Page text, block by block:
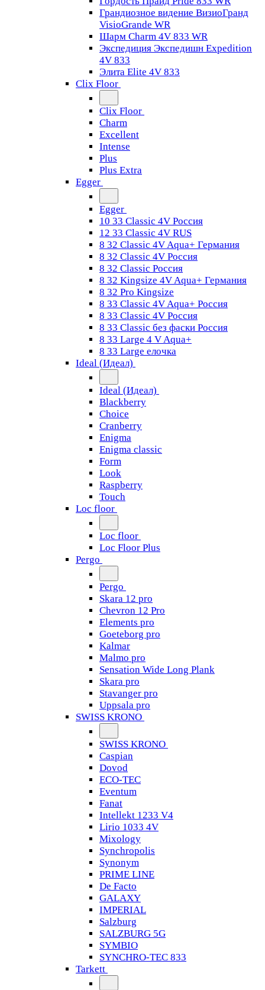
Грандиозное видение ВизиоГранд
VisioGrande WR
Шарм Charm 4V 833 WR
Экспедиция Экспедишн Expedition
4V 833
Элита Elite 4V 833
Clix Floor
Clix Floor
Charm
Excellent
Intense
Plus
Plus Extra
Egger
Egger
10 33 Classic 4V Россия
12 33 Classic 4V RUS
8 32 Classic 4V Aqua+ Германия
8 32 Classic 4V Россия
8 32 Classic Россия
8 32 Kingsize 4V Aqua+ Германия
8 32 Pro Kingsize
8 33 Classic 4V Aqua+ Россия
8 33 Classic 4V Россия
8 33 Classic без фаски Россия
8 33 Large 4 V Aqua+
8 33 Large елочка
Ideal (Идеал)
Ideal (Идеал)
Blackberry
Choice
Cranberry
Enigma
Enigma classic
Form
Look
Raspberry
Touch
Loc floor
Loc floor
Loc Floor Plus
Pergo
Pergo
Skara 12 pro
Chevron 12 Pro
Elements pro
Goeteborg pro
Kalmar
Malmo pro
Sensation Wide Long Plank
Skara pro
Stavanger pro
Uppsala pro
SWISS KRONO
SWISS KRONO
Caspian
Dovod
ECO-TEC
Eventum
Fanat
Intellekt 1233 V4
Lirio 1033 4V
Mixology
Synchropolis
Synonym
PRIME LINE
De Facto
GALAXY
IMPERIAL
Salzburg
SALZBURG 5G
SYMBIO
SYNCHRO-TEC 833
Tarkett